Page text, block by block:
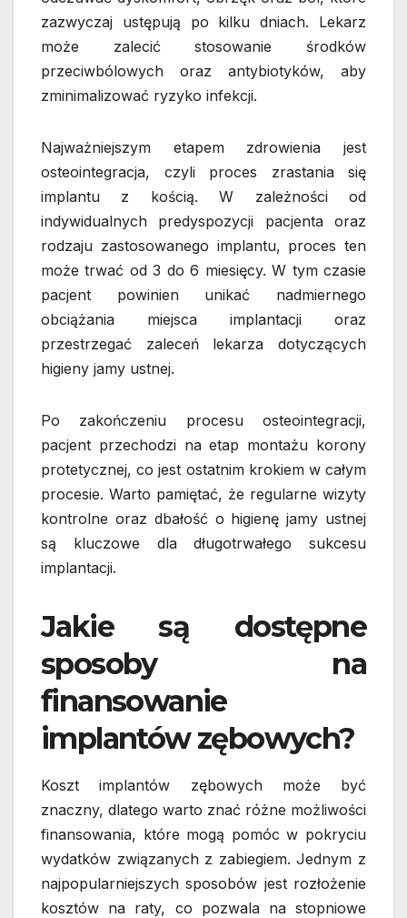
zazwyczaj ustępują po kilku dniach. Lekarz
może zalecić stosowanie środków
przeciwbólowych oraz antybiotyków, aby
zminimalizować ryzyko infekcji.
Najważniejszym etapem zdrowienia jest
osteointegracja, czyli proces zrastania się
implantu z kością. W zależności od
indywidualnych predyspozycji pacjenta oraz
rodzaju zastosowanego implantu, proces ten
może trwać od 3 do 6 miesięcy. W tym czasie
pacjent powinien unikać nadmiernego
obciążania miejsca implantacji oraz
przestrzegać zaleceń lekarza dotyczących
higieny jamy ustnej.
Po zakończeniu procesu osteointegracji,
pacjent przechodzi na etap montażu korony
protetycznej, co jest ostatnim krokiem w całym
procesie. Warto pamiętać, że regularne wizyty
kontrolne oraz dbałość o higienę jamy ustnej
są kluczowe dla długotrwałego sukcesu
implantacji.
Jakie są dostępne
sposoby na
finansowanie
implantów zębowych?
Koszt implantów zębowych może być
znaczny, dlatego warto znać różne możliwości
finansowania, które mogą pomóc w pokryciu
wydatków związanych z zabiegiem. Jednym z
najpopularniejszych sposobów jest rozłożenie
kosztów na raty, co pozwala na stopniowe